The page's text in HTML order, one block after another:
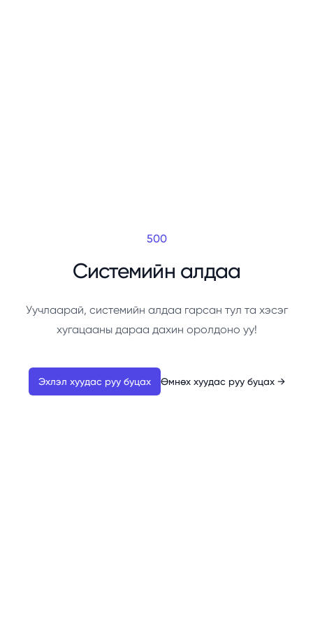
500
Системийн алдаа
Уучлаарай, системийн алдаа гарсан тул та хэсэг
хугацааны дараа дахин оролдоно уу!
Эхлэл хуудас руу буцах Өмнөх хуудас руу буцах →